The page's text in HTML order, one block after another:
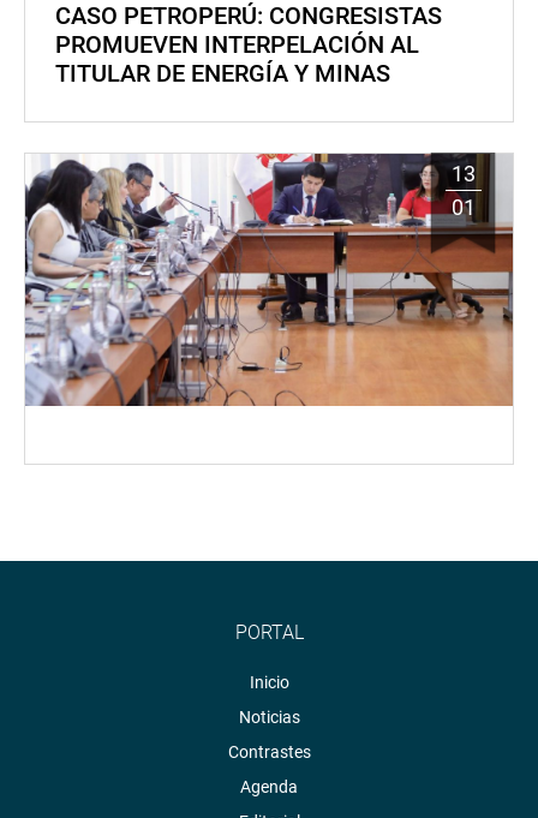
CASO PETROPERÚ: CONGRESISTAS
PROMUEVEN INTERPELACIÓN AL
TITULAR DE ENERGÍA Y MINAS
13
01
PORTAL
Inicio
Noticias
Contrastes
Agenda